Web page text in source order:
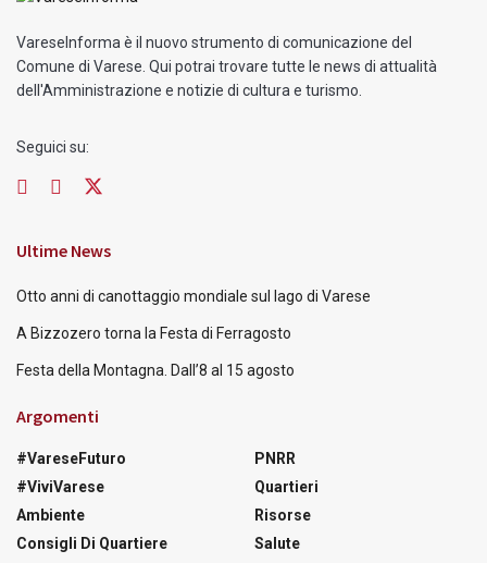
VareseInforma è il nuovo strumento di comunicazione del
Comune di Varese. Qui potrai trovare tutte le news di attualità
dell'Amministrazione e notizie di cultura e turismo.
Seguici su:
Ultime News
Otto anni di canottaggio mondiale sul lago di Varese
A Bizzozero torna la Festa di Ferragosto
Festa della Montagna. Dall’8 al 15 agosto
Argomenti
#VareseFuturo
#ViviVarese
Ambiente
Consigli Di Quartiere
PNRR
Quartieri
Risorse
Salute